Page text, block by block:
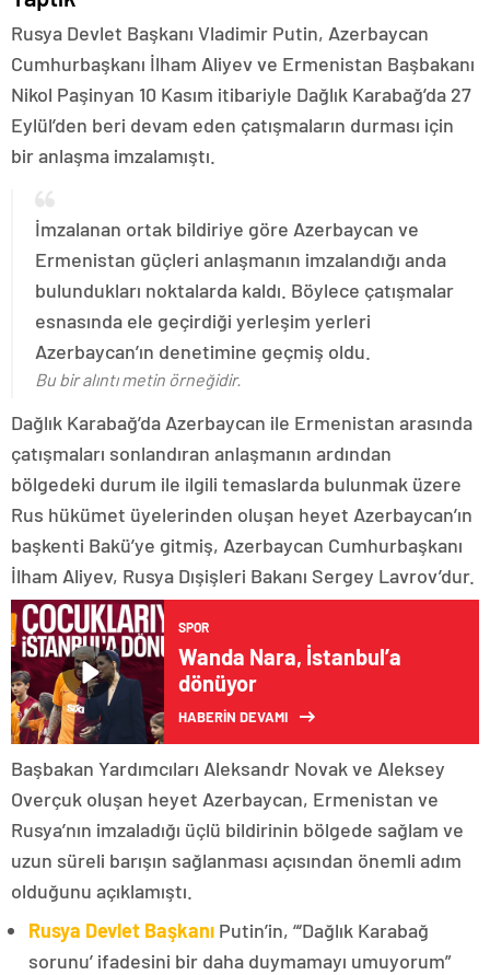
Rusya Devlet Başkanı Vladimir Putin, Azerbaycan
Cumhurbaşkanı İlham Aliyev ve Ermenistan Başbakanı
Nikol Paşinyan 10 Kasım itibariyle Dağlık Karabağ’da 27
Eylül’den beri devam eden çatışmaların durması için
bir anlaşma imzalamıştı.
İmzalanan ortak bildiriye göre Azerbaycan ve
Ermenistan güçleri anlaşmanın imzalandığı anda
bulundukları noktalarda kaldı. Böylece çatışmalar
esnasında ele geçirdiği yerleşim yerleri
Azerbaycan’ın denetimine geçmiş oldu.
Bu bir alıntı metin örneğidir.
Dağlık Karabağ’da Azerbaycan ile Ermenistan arasında
çatışmaları sonlandıran anlaşmanın ardından
bölgedeki durum ile ilgili temaslarda bulunmak üzere
Rus hükümet üyelerinden oluşan heyet Azerbaycan’ın
başkenti Bakü’ye gitmiş, Azerbaycan Cumhurbaşkanı
İlham Aliyev, Rusya Dışişleri Bakanı Sergey Lavrov’dur.
SPOR
Wanda Nara, İstanbul’a
dönüyor
HABERİN DEVAMI
Başbakan Yardımcıları Aleksandr Novak ve Aleksey
Overçuk oluşan heyet Azerbaycan, Ermenistan ve
Rusya’nın imzaladığı üçlü bildirinin bölgede sağlam ve
uzun süreli barışın sağlanması açısından önemli adım
olduğunu açıklamıştı.
Rusya Devlet Başkanı Putin’in, “‘Dağlık Karabağ
sorunu’ ifadesini bir daha duymamayı umuyorum”